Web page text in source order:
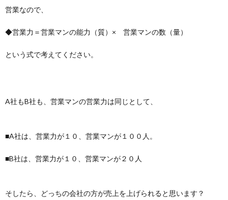
営業なので、
◆営業力＝営業マンの能力（質）× 営業マンの数（量）
という式で考えてください。
A社もB社も、営業マンの営業力は同じとして、
■A社は、営業力が１０、営業マンが１００人。
■B社は、営業力が１０、営業マンが２０人
そしたら、どっちの会社の方が売上を上げられると思います？